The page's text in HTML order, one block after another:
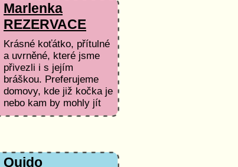
Marlenka
REZERVACE
Krásné koťátko, přítulné
a uvrněné, které jsme
přivezli i s jejím
bráškou. Preferujeme
domovy, kde již kočka je
nebo kam by mohly jít
koťátka spolu.
Quido